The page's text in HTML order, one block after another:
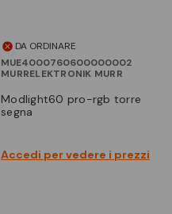
DA ORDINARE
MUE4000760600000002
MURRELEKTRONIK MURR
modlight60 pro-rgb torre
segna
Accedi per vedere i prezzi